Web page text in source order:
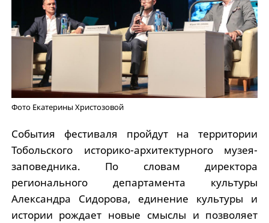
Фото Екатерины Христозовой
События фестиваля пройдут на территории
Тобольского историко-архитектурного музея-
заповедника. По словам директора
регионального департамента культуры
Александра Сидорова, единение культуры и
истории рождает новые смыслы и позволяет